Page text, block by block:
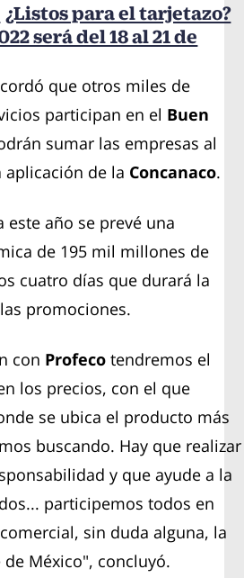
¿Listos para el tarjetazo?
será del 18 al 21 de
que otros miles de
participan en el Buen
sumar las empresas al
aplicación de la Concanaco.
este año se prevé una
de 195 mil millones de
cuatro días que durará la
promociones.
con Profeco tendremos el
los precios, con el que
se ubica el producto más
buscando. Hay que realizar
y que ayude a la
participemos todos en
sin duda alguna, la
México", concluyó.